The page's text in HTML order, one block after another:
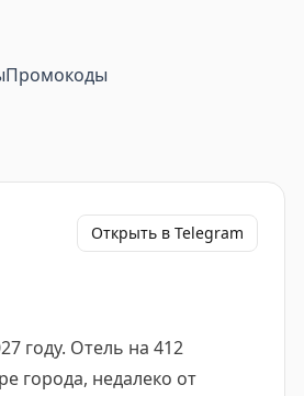
Промокоды
Открыть в Telegram
году. Отель на 412
города, недалеко от